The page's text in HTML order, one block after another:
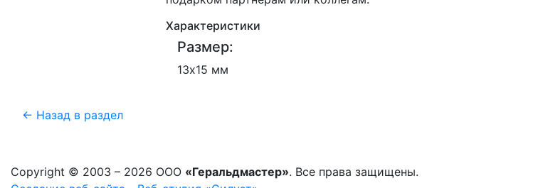
Характеристики
Размер:
13х15 мм
← Назад в раздел
Copyright © 2003 – 2026 ООО «Геральдмастер». Все права защищены.